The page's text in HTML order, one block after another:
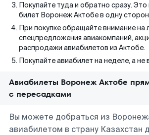
Покупайте туда и обратно сразу.
билет Воронеж Актобе в одну
При покупке обращайте внимание на
спецпредложения авиакомпаний,
распродажи авиабилетов из Актобе.
Покупайте авиабилет на неделе, а не
Авиабилеты Воронеж Актобе
с пересадками
Вы можете добраться из
авиабилетом в страну Казахстан